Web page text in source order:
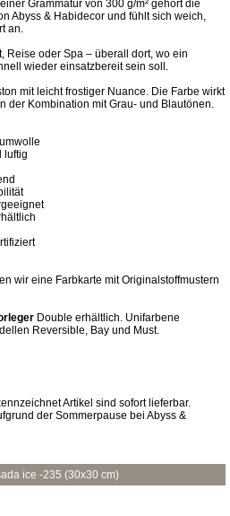
Grammatur von 300 g/m² gehört die
Abyss & Habidecor und fühlt sich weich,
an.
Reise oder Spa – überall dort, wo ein
wieder einsatzbereit sein soll.
mit leicht frostiger Nuance. Die Farbe wirkt
der Kombination mit Grau- und Blautönen.
luftig
wir eine Farbkarte mit Originalstoffmustern
Double erhältlich. Unifarbene
Reversible, Bay und Must.
Artikel sind sofort lieferbar.
der Sommerpause bei Abyss &
ice -235 (30x30 cm)